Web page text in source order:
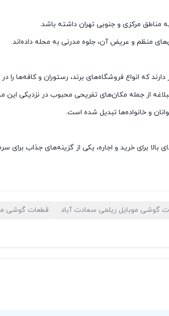
مناطق مرکزی و جنوبی تهران داشته باشد.
منظم و عریض آن، جلوه مدرنی به محله داده‌اند.
که انواع فروشگاه‌های برند، رستوران و کافه‌ها را
از جمله مکان‌های تفریحی محبوب در نزدیکی این
و خانواده‌ها تبدیل شده است.
برای خرید و اجاره، یکی از گزینه‌های جذاب
گوشی موبایل ریلمی سعادت آباد
قطعات گوشی